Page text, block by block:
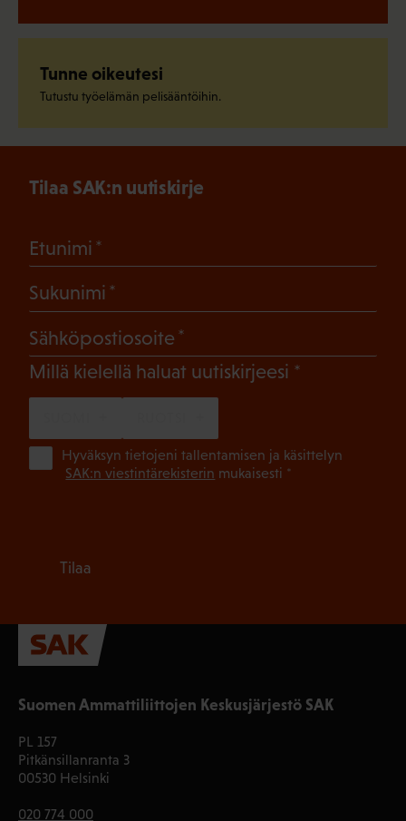
Tunne oikeutesi
Tutustu työelämän pelisääntöihin.
Suomen Ammattiliittojen Keskusjärjestö SAK
PL 157
Pitkänsillanranta 3
00530 Helsinki
020 774 000
Tilaa SAK:n uutiskirje
Etunimi
Sukunimi
Sähköpostiosoite
Millä kielellä haluat uutiskirjeesi (Pakollinen)
Hyväksyn tietojeni tallentamisen ja käsittelyn
SAK:n viestintärekisterin mukaisesti *
Tilaa